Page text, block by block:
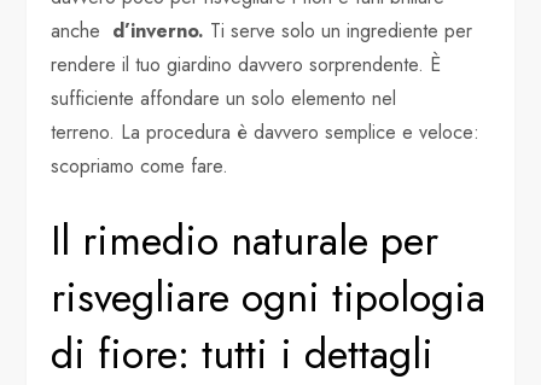
anche d’inverno. Ti serve solo un ingrediente per
rendere il tuo giardino davvero sorprendente. È
sufficiente affondare un solo elemento nel
terreno. La procedura è davvero semplice e veloce:
scopriamo come fare.
Il rimedio naturale per
risvegliare ogni tipologia
di fiore: tutti i dettagli